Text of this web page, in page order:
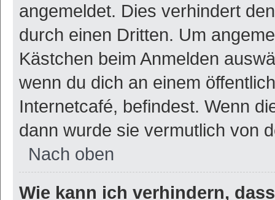
angemeldet. Dies verhindert
durch einen Dritten. Um
Kästchen beim Anmelden
wenn du dich an einem
Internetcafé, befindest. Wenn
dann wurde sie vermutlich von
Nach oben
Wie kann ich verhindern,